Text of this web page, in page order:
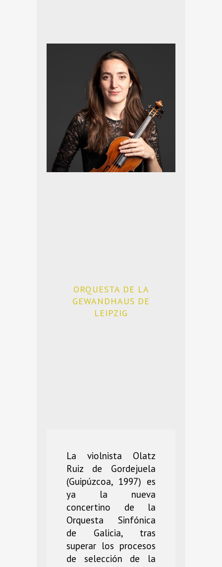
ORQUESTA DE LA
GEWANDHAUS DE
LEIPZIG
La violnista Olatz
Ruiz de Gordejuela
(Guipúzcoa, 1997) es
ya la nueva
concertino de la
Orquesta Sinfónica
de Galicia, tras
superar los procesos
de selección de la